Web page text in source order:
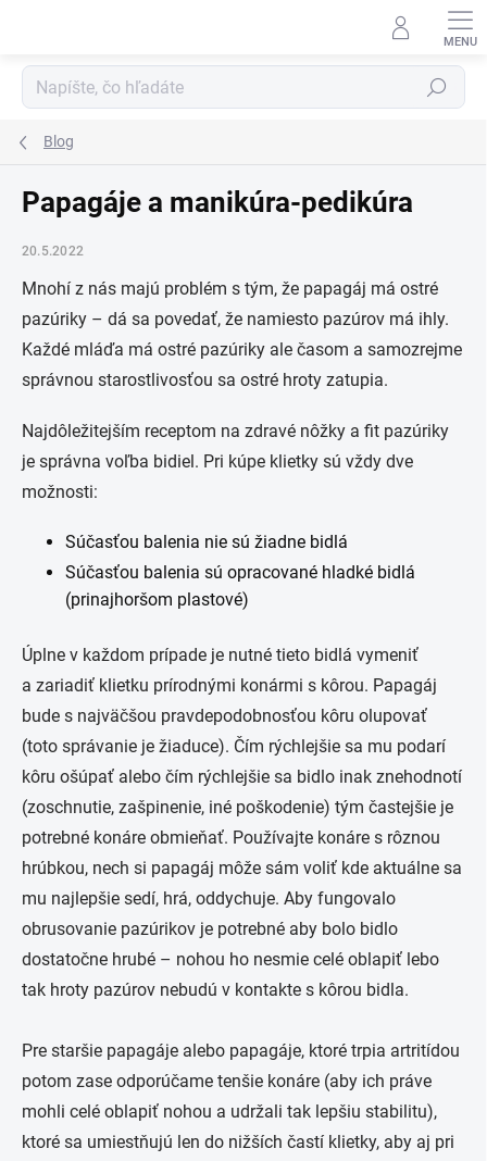
Hľadať
Blog
Papagáje a manikúra-pedikúra
20.5.2022
Mnohí z nás majú problém s tým, že papagáj má ostré
pazúriky – dá sa povedať, že namiesto pazúrov má ihly.
Každé mláďa má ostré pazúriky ale časom a samozrejme
správnou starostlivosťou sa ostré hroty zatupia.
Najdôležitejším receptom na zdravé nôžky a fit pazúriky
je správna voľba bidiel. Pri kúpe klietky sú vždy dve
možnosti:
Súčasťou balenia nie sú žiadne bidlá
Súčasťou balenia sú opracované hladké bidlá
(prinajhoršom plastové)
Úplne v každom prípade je nutné tieto bidlá vymeniť
a zariadiť klietku prírodnými konármi s kôrou. Papagáj
bude s najväčšou pravdepodobnosťou kôru olupovať
(toto správanie je žiaduce). Čím rýchlejšie sa mu podarí
kôru ošúpať alebo čím rýchlejšie sa bidlo inak znehodnotí
(zoschnutie, zašpinenie, iné poškodenie) tým častejšie je
potrebné konáre obmieňať. Používajte konáre s rôznou
hrúbkou, nech si papagáj môže sám voliť kde aktuálne sa
mu najlepšie sedí, hrá, oddychuje. Aby fungovalo
obrusovanie pazúrikov je potrebné aby bolo bidlo
dostatočne hrubé – nohou ho nesmie celé oblapiť lebo
tak hroty pazúrov nebudú v kontakte s kôrou bidla.
Pre staršie papagáje alebo papagáje, ktoré trpia artritídou
potom zase odporúčame tenšie konáre (aby ich práve
mohli celé oblapiť nohou a udržali tak lepšiu stabilitu),
ktoré sa umiestňujú len do nižších častí klietky, aby aj pri